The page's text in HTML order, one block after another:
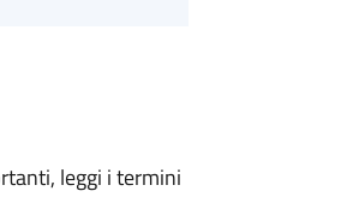
leggi i termini